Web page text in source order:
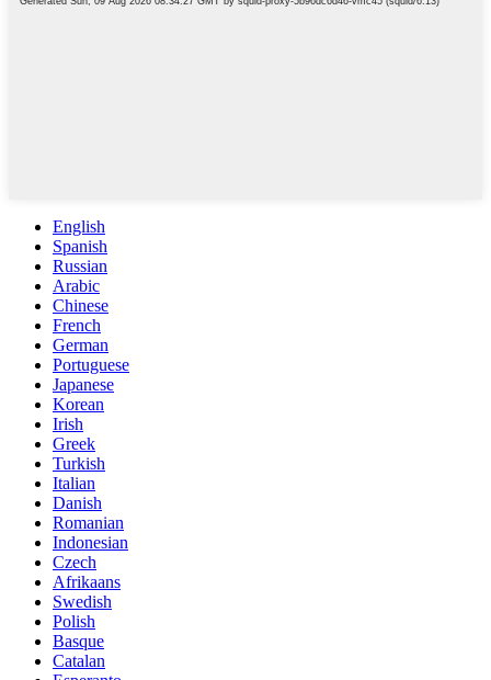
English
Spanish
Russian
Arabic
Chinese
French
German
Portuguese
Japanese
Korean
Irish
Greek
Turkish
Italian
Danish
Romanian
Indonesian
Czech
Afrikaans
Swedish
Polish
Basque
Catalan